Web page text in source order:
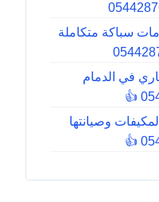
سباكة متكاملة
في الدمام
وصيانتها